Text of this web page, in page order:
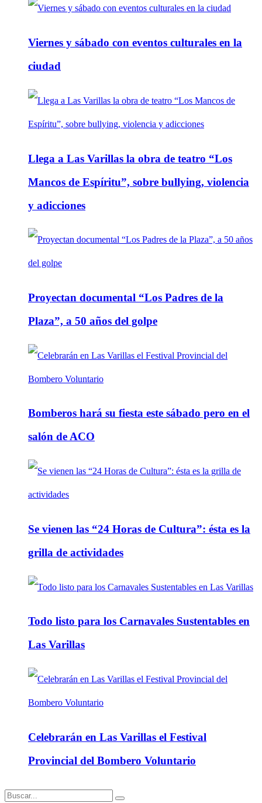
Viernes y sábado con eventos culturales en la
ciudad
Llega a Las Varillas la obra de teatro “Los
Mancos de Espíritu”, sobre bullying, violencia
y adicciones
Proyectan documental “Los Padres de la
Plaza”, a 50 años del golpe
Bomberos hará su fiesta este sábado pero en el
salón de ACO
Se vienen las “24 Horas de Cultura”: ésta es la
grilla de actividades
Todo listo para los Carnavales Sustentables en
Las Varillas
Celebrarán en Las Varillas el Festival
Provincial del Bombero Voluntario